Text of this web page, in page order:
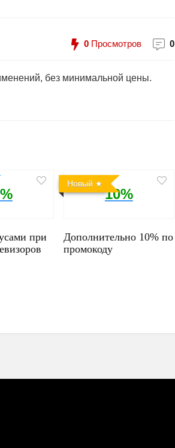
0 Просмотров 0
без минимальной цены.
при
Новый
10%
Дополнительно 10% по
промокоду